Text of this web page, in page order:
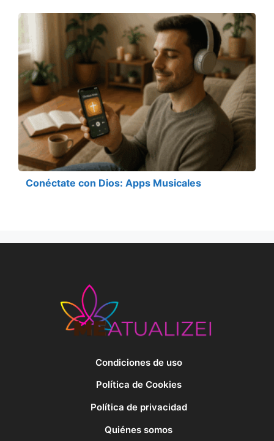
Conéctate con Dios: Apps Musicales
Condiciones de uso
Política de Cookies
Política de privacidad
Quiénes somos